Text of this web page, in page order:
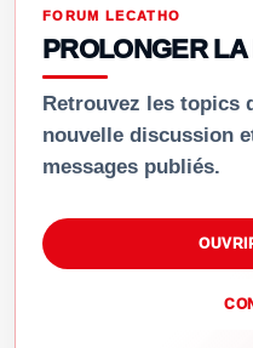
FORUM LECATHO
PROLONGER
Retrouvez les topics
nouvelle discussion
messages publiés.